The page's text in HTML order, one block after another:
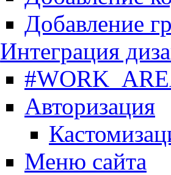
Добавление
Интеграция
Авторизация
Меню сайта